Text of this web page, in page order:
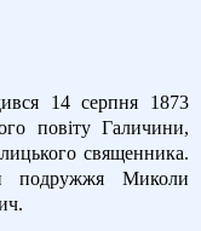
14 серпня 1873
повіту Галичини,
священника.
подружжя Миколи